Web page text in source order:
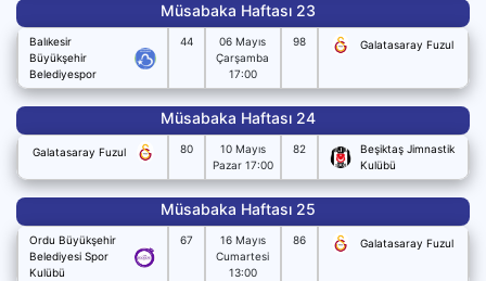
Müsabaka Haftası 23
Balıkesir
Büyükşehir
Belediyespor
44
06 Mayıs
Çarşamba
17:00
98 Galatasaray Fuzul
Müsabaka Haftası 24
Galatasaray Fuzul 80
10 Mayıs
Pazar 17:00
82
Beşiktaş Jimnastik
Kulübü
Müsabaka Haftası 25
Ordu Büyükşehir
Belediyesi Spor
Kulübü
67
16 Mayıs
Cumartesi
13:00
86 Galatasaray Fuzul